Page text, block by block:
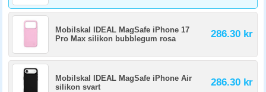
Mobilskal IDEAL MagSafe iPhone 17
Pro Max silikon bubblegum rosa
286.30 kr
Mobilskal IDEAL MagSafe iPhone Air
silikon svart
286.30 kr